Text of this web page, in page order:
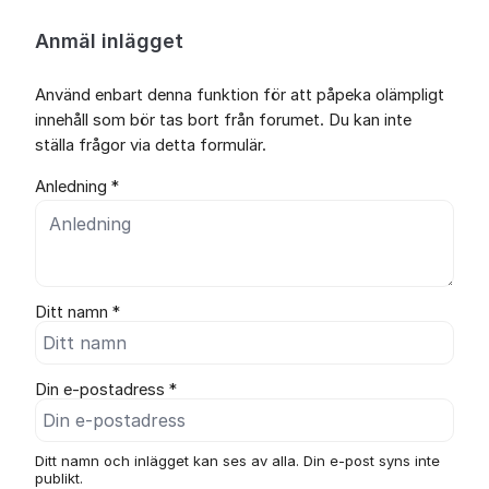
Anmäl inlägget
Använd enbart denna funktion för att påpeka olämpligt
innehåll som bör tas bort från forumet. Du kan inte
ställa frågor via detta formulär.
Anledning *
Ditt namn *
Din e-postadress *
Ditt namn och inlägget kan ses av alla. Din e-post syns inte
publikt.